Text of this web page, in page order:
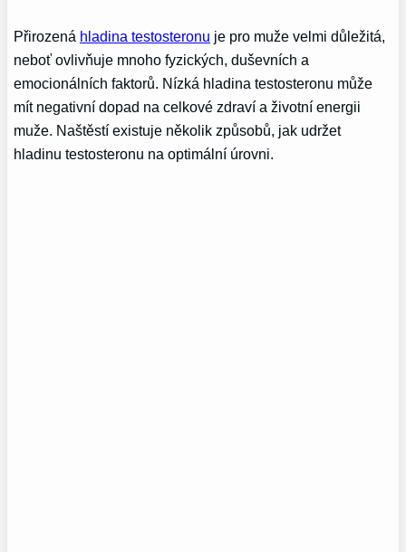
Přirozená hladina testosteronu je pro muže velmi důležitá,
neboť ovlivňuje mnoho fyzických, duševních ⁢a
emocionálních faktorů. Nízká hladina testosteronu může
mít negativní dopad na celkové zdraví a životní energii
muže. Naštěstí existuje několik způsobů, jak udržet
hladinu testosteronu na optimální úrovni.